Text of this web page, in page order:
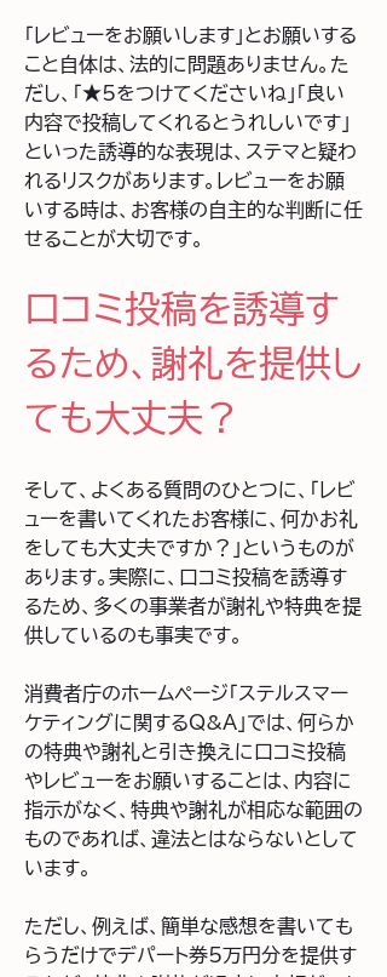
「レビューをお願いします」とお願いする
こと自体は、法的に問題ありません。た
だし、「★5をつけてくださいね」「良い
内容で投稿してくれるとうれしいです」
といった誘導的な表現は、ステマと疑わ
れるリスクがあります。レビューをお願
いする時は、お客様の自主的な判断に任
せることが大切です。
口コミ投稿を誘導す
るため、謝礼を提供し
ても大丈夫？
そして、よくある質問のひとつに、「レビ
ューを書いてくれたお客様に、何かお礼
をしても大丈夫ですか？」というものが
あります。実際に、口コミ投稿を誘導す
るため、多くの事業者が謝礼や特典を提
供しているのも事実です。
消費者庁のホームページ「ステルスマー
ケティングに関するQ&A」では、何らか
の特典や謝礼と引き換えに口コミ投稿
やレビューをお願いすることは、内容に
指示がなく、特典や謝礼が相応な範囲の
ものであれば、違法とはならないとして
います。
ただし、例えば、簡単な感想を書いても
らうだけでデパート券5万円分を提供す